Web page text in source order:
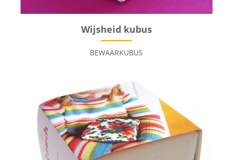
Wijsheid kubus
BEWAARKUBUS